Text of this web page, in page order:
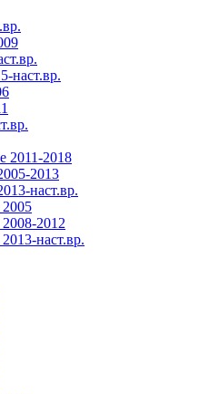
наст.вр.
2011-2018
2013
наст.вр.
2005
2012
наст.вр.